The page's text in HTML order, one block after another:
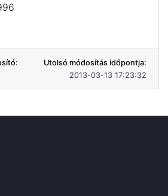
Utolsó módosítás időpontja:
2013-03-13 17:23:32